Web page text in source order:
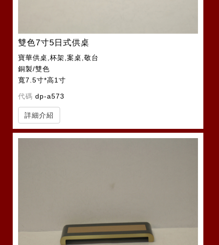
雙色7寸5日式供桌
寶華供桌,杯架,案桌,敬台
銅製/雙色
寬7.5寸*高1寸
代碼 dp-a573
詳細介紹